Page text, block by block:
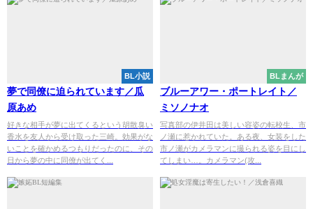
BL小説
夢で同僚に迫られています／瓜
原あめ
好きな相手が夢に出てくるという胡散臭い
香水を友人から受け取った三崎。効果がな
いことを確かめるつもりだったのに、その
日から夢の中に同僚が出てく...
BLまんが
ブルーアワー・ポートレイト／
ミソノナオ
写真部の伊井田は美しい容姿の転校生、市
ノ瀬に惹かれていた。ある夜、女装をした
市ノ瀬がカメラマンに撮られる姿を目にし
てしまい…。カメラマン(攻...